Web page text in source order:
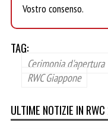
Vostro consenso.
TAG:
Cerimonia d'apertura
RWC Giappone
ULTIME NOTIZIE IN